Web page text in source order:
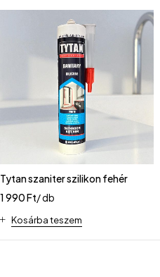
Tytan szaniter szilikon fehér
1 990Ft/ db
Kosárba teszem